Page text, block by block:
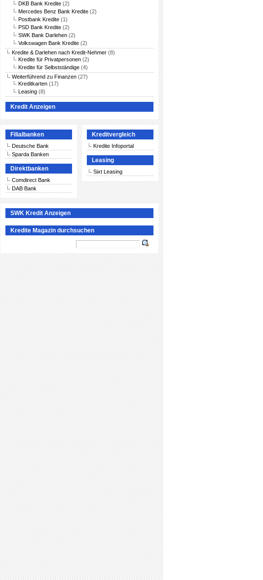
DKB Bank Kredite (2)
Mercedes Benz Bank Kredite (2)
Postbank Kredite (1)
PSD Bank Kredite (2)
SWK Bank Darlehen (2)
Volkswagen Bank Kredite (2)
Kredite & Darlehen nach Kredit-Nehmer (8)
Kredite für Privatpersonen (2)
Kredite für Selbstständige (4)
Weiterführend zu Finanzen (27)
Kreditkarten (17)
Leasing (8)
Kredit Anzeigen
Filialbanken
Deutsche Bank
Sparda Banken
Direktbanken
Comdirect Bank
DAB Bank
Kreditvergleich
Kredite Infoportal
Leasing
Sixt Leasing
SWK Kredit Anzeigen
Kredite Magazin durchsuchen